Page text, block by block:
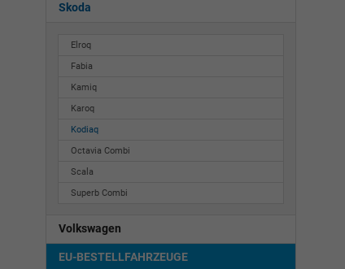
Skoda
Elroq
Fabia
Kamiq
Karoq
Kodiaq
Octavia Combi
Scala
Superb Combi
Volkswagen
EU-BESTELLFAHRZEUGE